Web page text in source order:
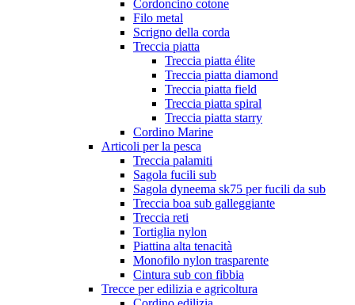
Cordoncino cotone
Filo metal
Scrigno della corda
Treccia piatta
Treccia piatta élite
Treccia piatta diamond
Treccia piatta field
Treccia piatta spiral
Treccia piatta starry
Cordino Marine
Articoli per la pesca
Treccia palamiti
Sagola fucili sub
Sagola dyneema sk75 per fucili da sub
Treccia boa sub galleggiante
Treccia reti
Tortiglia nylon
Piattina alta tenacità
Monofilo nylon trasparente
Cintura sub con fibbia
Trecce per edilizia e agricoltura